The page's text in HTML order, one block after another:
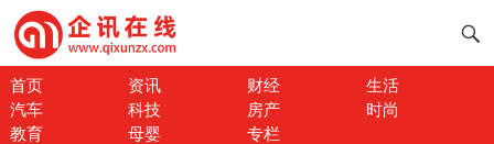
首页 资讯 财经
生活
汽车
科技 房产
时尚
教育
母婴 专栏